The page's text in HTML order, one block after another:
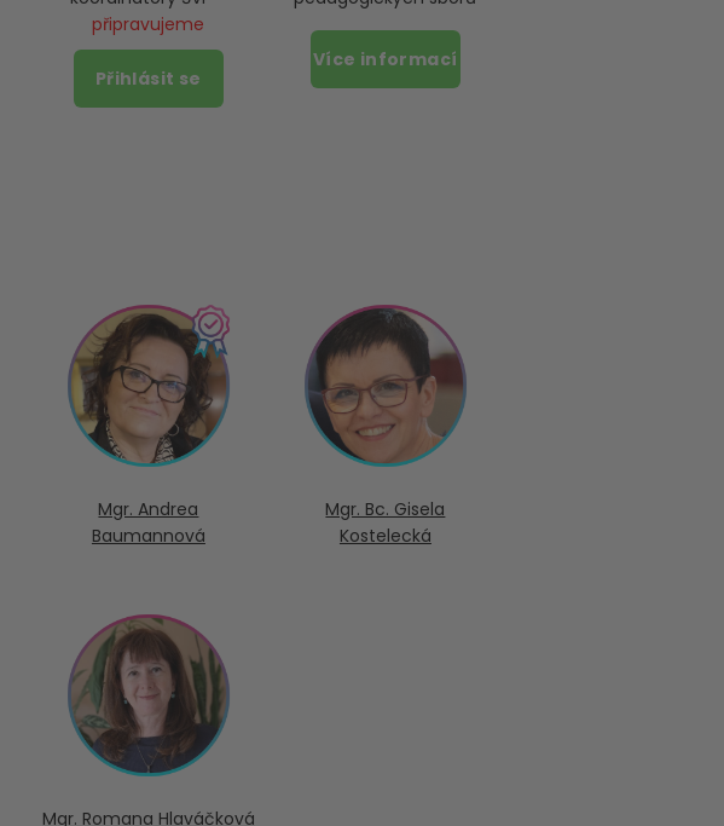
připravujeme
Přihlásit se
Více informací
Mgr. Andrea
Baumannová
Mgr. Bc. Gisela
Kostelecká
Mgr. Romana Hlaváčková